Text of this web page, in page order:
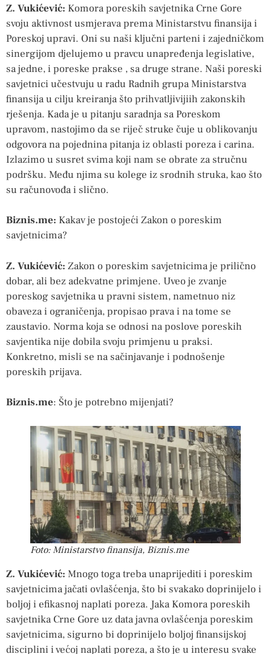
Z. Vukićević: Komora poreskih savjetnika Crne Gore
svoju aktivnost usmjerava prema Ministarstvu finansija i
Poreskoj upravi. Oni su naši ključni parteni i zajedničkom
sinergijom djelujemo u pravcu unapređenja legislative,
sa jedne, i poreske prakse , sa druge strane. Naši poreski
savjetnici učestvuju u radu Radnih grupa Ministarstva
finansija u cilju kreiranja što prihvatljivijiih zakonskih
rješenja. Kada je u pitanju saradnja sa Poreskom
upravom, nastojimo da se riječ struke čuje u oblikovanju
odgovora na pojednina pitanja iz oblasti poreza i carina.
Izlazimo u susret svima koji nam se obrate za stručnu
podršku. Među njima su kolege iz srodnih struka, kao što
su računovođa i slično.
Biznis.me: Kakav je postojeći Zakon o poreskim
savjetnicima?
Z. Vukićević: Zakon o poreskim savjetnicima je prilično
dobar, ali bez adekvatne primjene. Uveo je zvanje
poreskog savjetnika u pravni sistem, nametnuo niz
obaveza i ograničenja, propisao prava i na tome se
zaustavio. Norma koja se odnosi na poslove poreskih
savjentika nije dobila svoju primjenu u praksi.
Konkretno, misli se na sačinjavanje i podnošenje
poreskih prijava.
Biznis.me: Što je potrebno mijenjati?
Foto: Ministarstvo finansija, Biznis.me
Z. Vukićević: Mnogo toga treba unaprijediti i poreskim
savjetnicima jačati ovlašćenja, što bi svakako doprinijelo i
boljoj i efikasnoj naplati poreza. Jaka Komora poreskih
savjetnika Crne Gore uz data javna ovlašćenja poreskim
savjetnicima, sigurno bi doprinijelo boljoj finansijskoj
disciplini i većoj naplati poreza, a što je u interesu svake